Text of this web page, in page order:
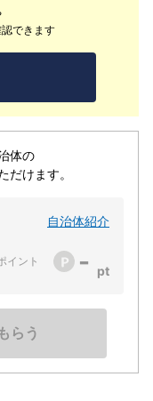
できます
体の
だけます。
自治体紹介
イント -
らう